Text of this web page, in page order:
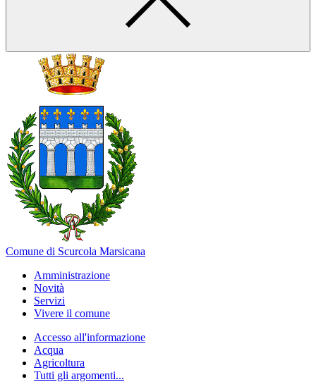
Comune di Scurcola Marsicana
Amministrazione
Novità
Servizi
Vivere il comune
Accesso all'informazione
Acqua
Agricoltura
Tutti gli argomenti...